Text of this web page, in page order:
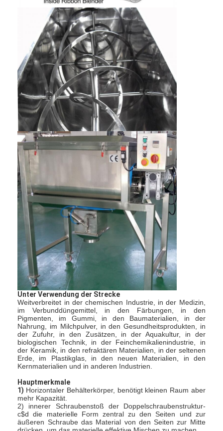
Qualitätskontrolle
Kontakt
Nachrichten
Alle Fälle
Zentrifugaler HochgeschwindigkeitsSprühtrockner
Vibrierender Wirbelschichttrockner
Mikrowellen-Vakuumtrockner
Druck-Sprühtrockner
Heißluft Oven Dryer
Horizontaler Band-Mischer
Universalzerkleinerungsmaschine
Superfine Schleifmaschine
v-Art Pulvermischer
IBC-Behälter-Mischmaschine
Industrielle Schleuder
Grelle trockenere Maschine
Paddel-Trockner
Vakuumschleuder
Unter Verwendung der Strecke
Weitverbreitet in der chemischen Industrie, in der Medizin,
im Verbunddüngemittel, in den Färbungen, in den
Pigmenten, im Gummi, in den Baumaterialien, in der
Nahrung, im Milchpulver, in den Gesundheitsprodukten, in
der Zufuhr, in den Zusätzen, in der Aquakultur, in der
biologischen Technik, in der Feinchemikalienindustrie, in
der Keramik, in den refraktären Materialien, in der seltenen
Erde, im Plastikglas, in den neuen Materialien, in den
Kernmaterialien und in anderen Industrien.
Hauptmerkmale
1) Horizontaler Behälterkörper, benötigt kleinen Raum aber
mehr Kapazität.
2) innerer Schraubenstoß der Doppelschraubenstruktur-
c$d die materielle Form zentral zu den Seiten und zur
äußeren Schraube das Material von den Seiten zur Mitte